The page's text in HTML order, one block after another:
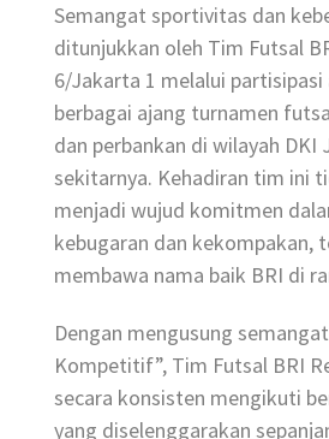
Semangat sportivitas dan
ditunjukkan oleh Tim Futsal
6/Jakarta 1 melalui
berbagai ajang turnamen
dan perbankan di wilayah DKI
sekitarnya. Kehadiran tim ini
menjadi wujud komitmen
kebugaran dan kekompakan,
membawa nama baik BRI di
Dengan mengusung
Kompetitif”, Tim Futsal BRI
secara konsisten mengikuti
yang diselenggarakan